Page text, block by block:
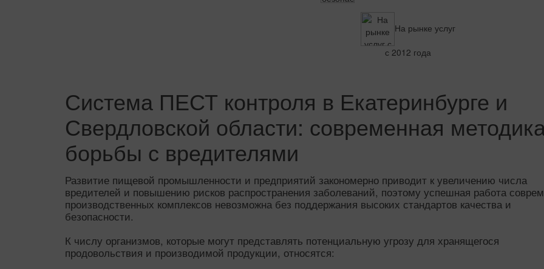
На рынке услуг
с 2012 года
Система ПЕСТ контроля в Екатеринбурге и
Свердловской области: современная
борьбы с вредителями
Развитие пищевой промышленности и предприятий закономерно приводит к увеличению числа
вредителей и повышению рисков распространения заболеваний, поэтому успешная работа
производственных комплексов невозможна без поддержания высоких стандартов качества и
безопасности.
К числу организмов, которые могут представлять потенциальную угрозу для хранящегося
продовольствия и производимой продукции, относятся: